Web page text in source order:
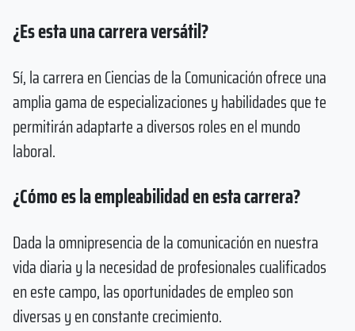
¿Es esta una carrera versátil?
Sí, la carrera en Ciencias de la Comunicación ofrece una
amplia gama de especializaciones y habilidades que te
permitirán adaptarte a diversos roles en el mundo
laboral.
¿Cómo es la empleabilidad en esta carrera?
Dada la omnipresencia de la comunicación en nuestra
vida diaria y la necesidad de profesionales cualificados
en este campo, las oportunidades de empleo son
diversas y en constante crecimiento.